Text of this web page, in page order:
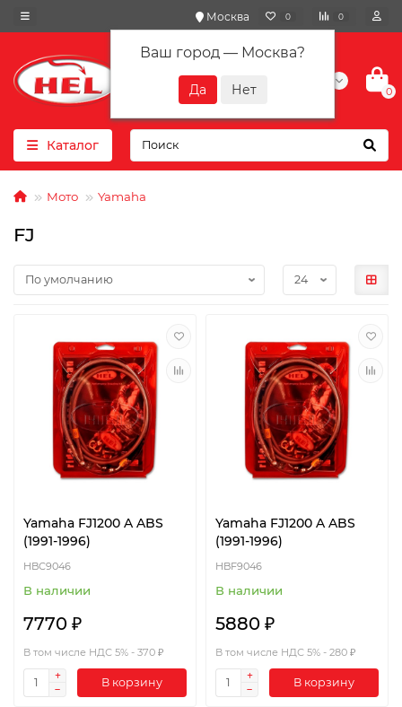
Москва
Ваш город — Москва?
0 0
+7(901) 417-10-01
0
Каталог
Мото Yamaha
FJ
Yamaha FJ1200 A ABS
(1991-1996)
HBC9046
В наличии
7770 ₽
В том числе НДС 5% - 370 ₽
В корзину
Yamaha FJ1200 A ABS
(1991-1996)
HBF9046
В наличии
5880 ₽
В том числе НДС 5% - 280 ₽
В корзину